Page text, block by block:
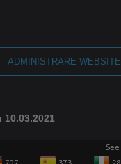
ADMINISTRARE WEBSITE